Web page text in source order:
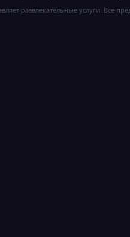
развлекательные услуги. Все